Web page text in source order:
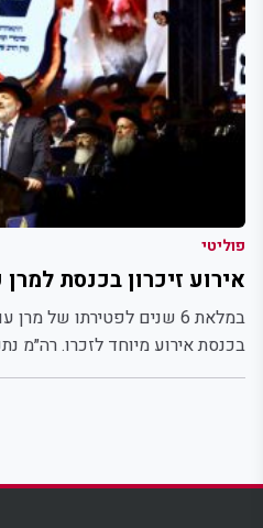
פוליטי
אירוע זיכרון בכנסת
במלאת 6 שנים לפטירתו של
בכנסת אירוע מיוחד לזכרו. רה״מ